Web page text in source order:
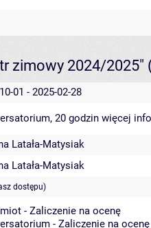
zimowy 2024/2025"
01 - 2025-02-28
20 godzin więcej
Latała-Matysiak
Latała-Matysiak
dostępu)
- Zaliczenie na ocenę
- Zaliczenie na ocenę